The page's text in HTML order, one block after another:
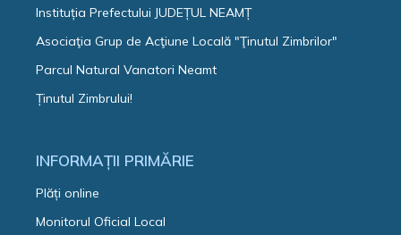
Instituția Prefectului JUDEȚUL NEAMȚ
Asociaţia Grup de Acţiune Locală "Ţinutul Zimbrilor"
Parcul Natural Vanatori Neamt
Ținutul Zimbrului!
INFORMAȚII PRIMĂRIE
Plăți online
Monitorul Oficial Local